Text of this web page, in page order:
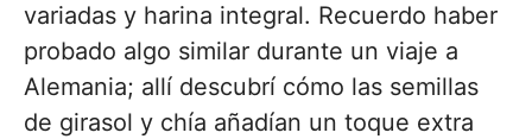
variadas y harina integral. Recuerdo haber
probado algo similar durante un viaje a
Alemania; allí descubrí cómo las semillas
de girasol y chía añadían un toque extra